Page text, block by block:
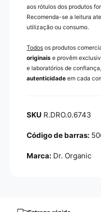
aos rótulos dos produtos
Recomenda-se a leitura
utilização ou consumo.
Todos os produtos
originais e provêm
e laboratórios de
autenticidade em cada
R.DRO.0.6743
Marca: Dr. Organic